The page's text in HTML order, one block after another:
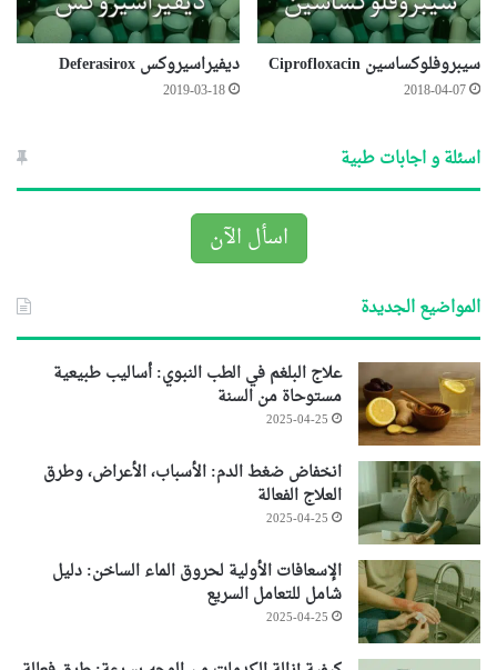
سيبروفلوكساسين Ciprofloxacin
2018-04-07
ديفيراسيروكس Deferasirox
2019-03-18
اسئلة و اجابات طبية
اسأل الآن
المواضيع الجديدة
علاج البلغم في الطب النبوي: أساليب طبيعية
مستوحاة من السنة
2025-04-25
انخفاض ضغط الدم: الأسباب، الأعراض، وطرق
العلاج الفعالة
2025-04-25
الإسعافات الأولية لحروق الماء الساخن: دليل
شامل للتعامل السريع
2025-04-25